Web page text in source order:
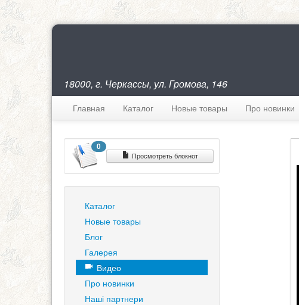
18000, г. Черкассы, ул. Громова, 146
Главная Каталог Новые товары Про новинки
0
Просмотреть блокнот
Каталог
Новые товары
Блог
Галерея
Видео
Про новинки
Наші партнери